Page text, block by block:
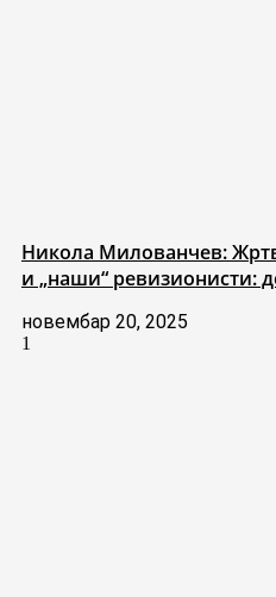
Никола Милованчев:
и „наши“ ревизионисти:
новембар 20, 2025